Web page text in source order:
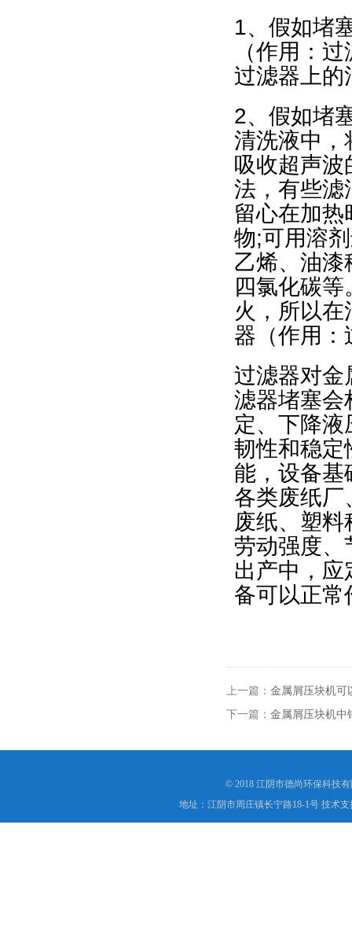
1、假如堵
（作用：
过滤器上的
2、假如堵
清洗液中，
吸收超声波
法，有些滤
留心在加
物;可用溶
乙烯、油漆
四氯化碳
火，所以
器（作用
过滤器对金
滤器堵塞会
定、下降
韧性和稳定
能，设备基
各类废纸厂
废纸、塑
劳动强度、
出产中，应
备可以正常
上一篇： 金属屑压块机可
下一篇： 金属屑压块机中
© 2018 江阴市德尚环保科技
地址：江阴市周庄镇长宁路18-1号 技术